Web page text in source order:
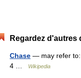
Regardez d'autres
Chase — may refer to:
4 …
Wikipedia